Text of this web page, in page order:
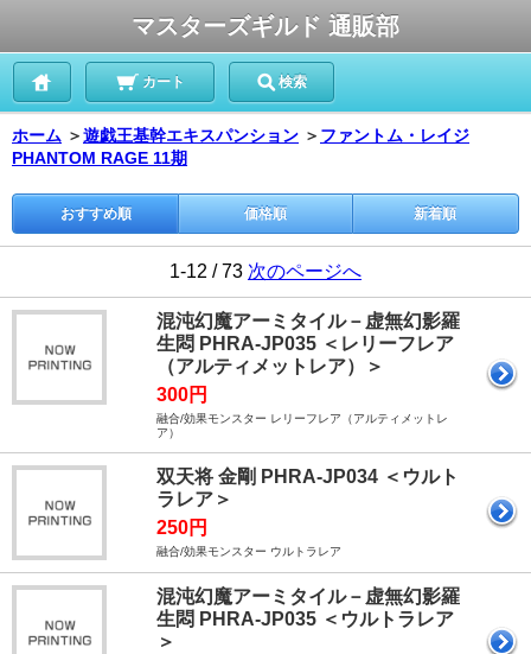
マスターズギルド 通販部
カート 検索
ホーム ＞遊戯王基幹エキスパンション ＞ ファントム・レイジ
PHANTOM RAGE 11期
おすすめ順 価格順 新着順
1-12 / 73 次のページへ
混沌幻魔アーミタイル－虚無幻影羅
生悶 PHRA-JP035 ＜レリーフレア
（アルティメットレア）＞
300円
融合/効果モンスター レリーフレア（アルティメットレ
ア）
双天将 金剛 PHRA-JP034 ＜ウルト
ラレア＞
250円
融合/効果モンスター ウルトラレア
混沌幻魔アーミタイル－虚無幻影羅
生悶 PHRA-JP035 ＜ウルトラレア
＞